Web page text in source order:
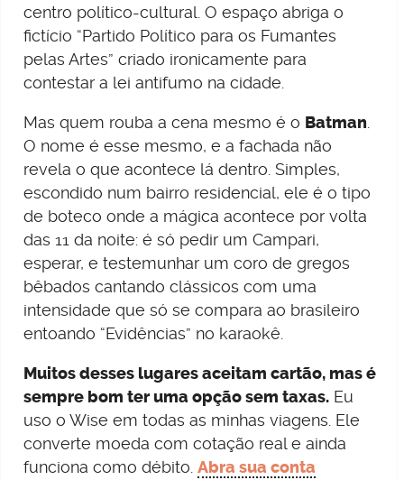
centro político-cultural. O espaço abriga o
fictício “Partido Político para os Fumantes
pelas Artes” criado ironicamente para
contestar a lei antifumo na cidade.
Mas quem rouba a cena mesmo é o Batman
O nome é esse mesmo, e a fachada não
revela o que acontece lá dentro. Simples,
escondido num bairro residencial, ele é o tipo
de boteco onde a mágica acontece por volta
das 11 da noite: é só pedir um Campari,
esperar, e testemunhar um coro de gregos
bêbados cantando clássicos com uma
intensidade que só se compara ao brasileiro
entoando “Evidências” no karaokê.
Muitos desses lugares aceitam cartão, mas é
sempre bom ter uma opção sem taxas. Eu
uso o Wise em todas as minhas viagens. Ele
converte moeda com cotação real e ainda
funciona como débito. Abra sua conta